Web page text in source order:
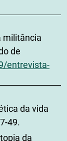
militância
de
entrevista-
da vida
49.
da